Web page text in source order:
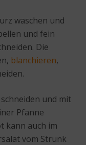
waschen und
und fein
Die
blanchieren,
und mit
Pfanne
kann auch im
vom Strunk